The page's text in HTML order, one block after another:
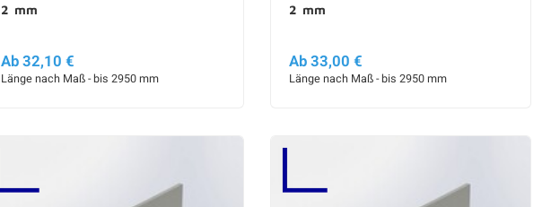
2 mm
Ab 32,10 €
Länge nach Maß - bis 2950 mm
2 mm
Ab 33,00 €
Länge nach Maß - bis 2950 mm